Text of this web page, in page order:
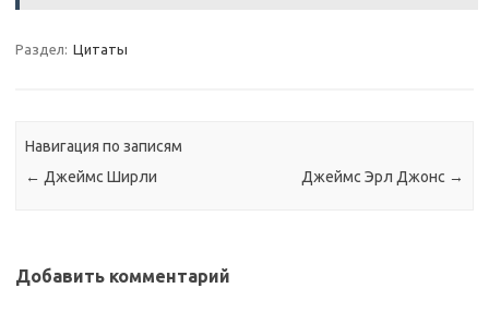
Раздел: Цитаты
Навигация по записям
← Джеймс Ширли Джеймс Эрл Джонс →
Добавить комментарий